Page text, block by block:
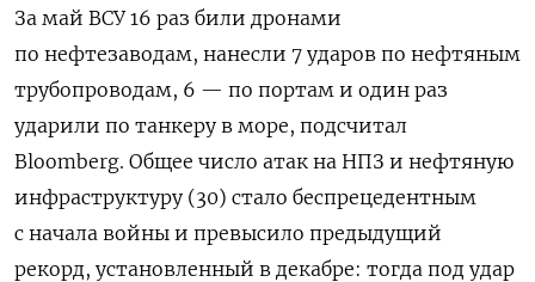
За май ВСУ 16 раз били дронами
по нефтезаводам, нанесли 7 ударов по нефтяным
трубопроводам, 6 — по портам и один раз
ударили по танкеру в море, подсчитал
Bloomberg. Общее число атак на НПЗ и нефтяную
инфраструктуру (30) стало беспрецедентным
с начала войны и превысило предыдущий
рекорд, установленный в декабре: тогда под удар